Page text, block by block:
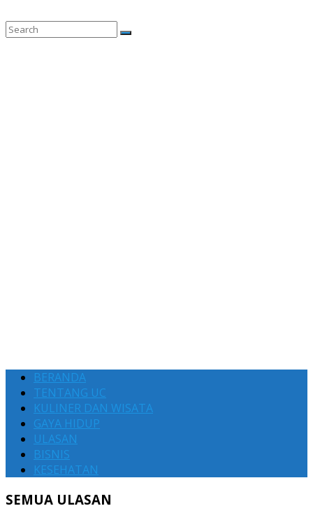
BERANDA
TENTANG UC
KULINER DAN WISATA
GAYA HIDUP
ULASAN
BISNIS
KESEHATAN
SEMUA ULASAN